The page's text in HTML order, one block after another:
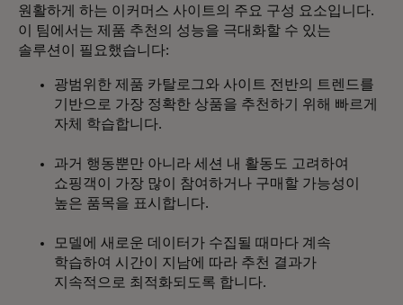
원활하게 하는 이커머스 사이트의 주요 구성 요소입니다.
이 팀에서는 제품 추천의 성능을 극대화할 수 있는
솔루션이 필요했습니다:
광범위한 제품 카탈로그와 사이트 전반의 트렌드를
기반으로 가장 정확한 상품을 추천하기 위해 빠르게
자체 학습합니다.
과거 행동뿐만 아니라 세션 내 활동도 고려하여
쇼핑객이 가장 많이 참여하거나 구매할 가능성이
높은 품목을 표시합니다.
모델에 새로운 데이터가 수집될 때마다 계속
학습하여 시간이 지남에 따라 추천 결과가
지속적으로 최적화되도록 합니다.